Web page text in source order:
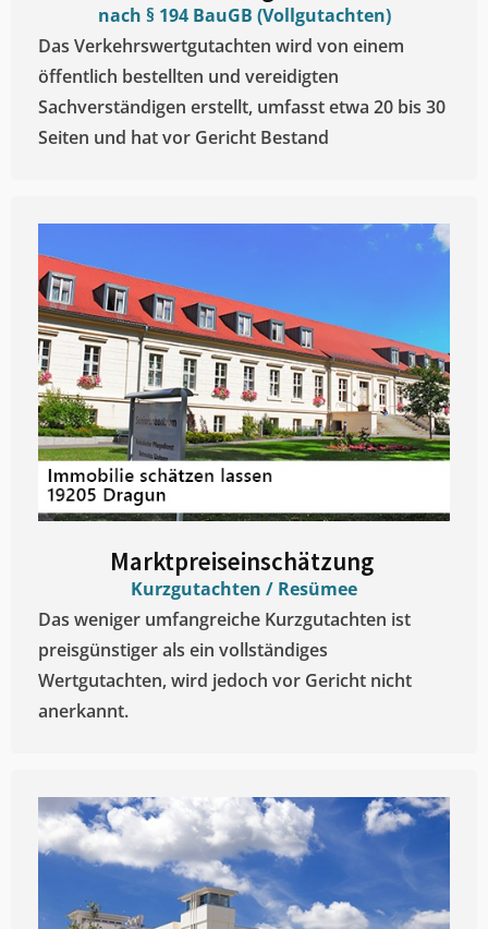
nach § 194 BauGB (Vollgutachten)
Das Verkehrswertgutachten wird von einem
öffentlich bestellten und vereidigten
Sachverständigen erstellt, umfasst etwa 20 bis 30
Seiten und hat vor Gericht Bestand
Marktpreiseinschätzung ​
Kurzgutachten / Resümee
Das weniger umfangreiche Kurzgutachten ist
preisgünstiger als ein vollständiges
Wertgutachten, wird jedoch vor Gericht nicht
anerkannt.